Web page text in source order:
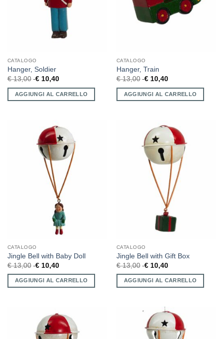
CATALOGO
Hanger, Soldier
€13,00 €10,40
AGGIUNGI AL CARRELLO
CATALOGO
Hanger, Train
€13,00 €10,40
AGGIUNGI AL CARRELLO
CATALOGO
Jingle Bell with Baby Doll
€13,00 €10,40
AGGIUNGI AL CARRELLO
CATALOGO
Jingle Bell with Gift Box
€13,00 €10,40
AGGIUNGI AL CARRELLO